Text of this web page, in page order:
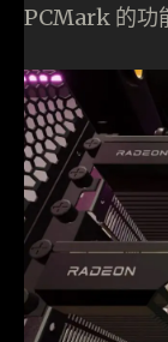
PCMark 的功